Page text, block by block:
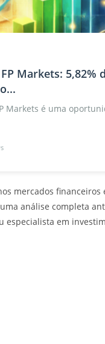
Markets: 5,82%
Markets é uma
mercados
análise completa
em